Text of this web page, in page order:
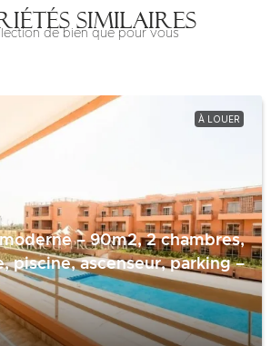
similaires
de bien que pour vous
À LOUER
– 90m2, 2 chambres,
piscine, ascenseur, parking –